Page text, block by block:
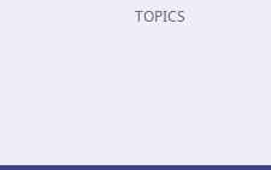
TOPICS